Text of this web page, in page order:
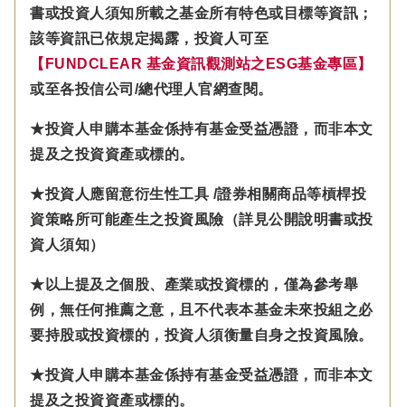
書或投資人須知所載之基金所有特色或目標等資訊；
該等資訊已依規定揭露，投資人可至
【FUNDCLEAR 基金資訊觀測站之ESG基金專區】
或至各投信公司/總代理人官網查閱。
★投資人申購本基金係持有基金受益憑證，而非本文
提及之投資資產或標的。
★投資人應留意衍生性工具 /證券相關商品等槓桿投
資策略所可能產生之投資風險（詳見公開說明書或投
資人須知）
★以上提及之個股、產業或投資標的，僅為參考舉
例，無任何推薦之意，且不代表本基金未來投組之必
要持股或投資標的，投資人須衡量自身之投資風險。
★投資人申購本基金係持有基金受益憑證，而非本文
提及之投資資產或標的。